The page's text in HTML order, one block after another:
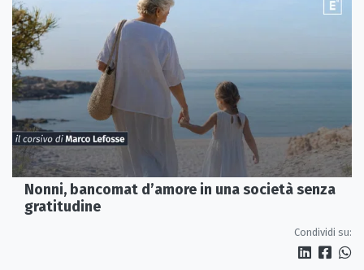
Nonni, bancomat d’amore in una società senza
gratitudine
Condividi su: